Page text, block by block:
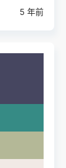
5 年前